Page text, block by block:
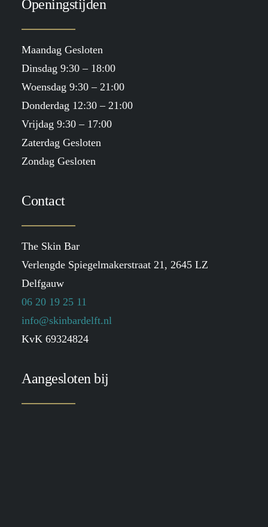
Openingstijden
Maandag Gesloten
Dinsdag 9:30 – 18:00
Woensdag 9:30 – 21:00
Donderdag 12:30 – 21:00
Vrijdag 9:30 – 17:00
Zaterdag Gesloten
Zondag Gesloten
Contact
The Skin Bar
Verlengde Spiegelmakerstraat 21, 2645 LZ
Delfgauw
06 20 19 25 11
info@skinbardelft.nl
KvK 69324824
Aangesloten bij